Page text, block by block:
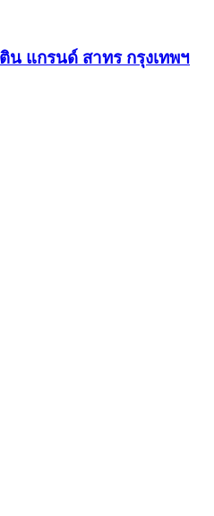
น แกรนด์ สาทร กรุงเทพฯ